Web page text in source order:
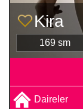
Kira
169 sm
Daireler